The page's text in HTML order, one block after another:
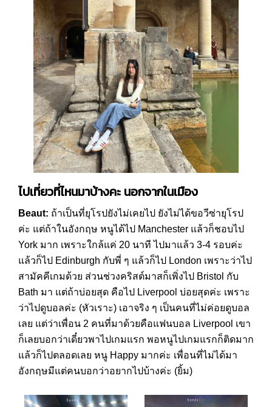
ไปเที่ยวที่ไหนมาบ้างคะ นอกจากในเมือง
Beaut: ถ้าเป็นที่ยุโรปยังไม่เคยไป ยังไม่ได้ขอวีซ่ายุโรป
ค่ะ แต่ถ้าในอังกฤษ หนูได้ไป Manchester แล้วก็ชอบไป
York มาก เพราะใกล้แค่ 20 นาที ไปมาแล้ว 3-4 รอบค่ะ
แล้วก็ไป Edinburgh กับพี่ ๆ แล้วก็ไป London เพราะว่าไป
สามัคคีเกมด้วย ส่วนช่วงคริสต์มาสก็เพิ่งไป Bristol กับ
Bath มา แต่ถ้าบ่อยสุด คือไป Liverpool บ่อยสุดค่ะ เพราะ
ว่าไปดูบอลค่ะ (หัวเราะ) เอาจริง ๆ เป็นคนที่ไม่ค่อยดูบอล
เลย แต่ว่าเพื่อน 2 คนที่มาด้วยคือแฟนบอล Liverpool เขา
ก็เลยบอกว่าเดี๋ยวพาไปเกมแรก พอหนูไปเกมแรกก็ติดมาก
แล้วก็ไปตลอดเลย หนู Happy มากค่ะ เพื่อนที่ไม่ได้มา
อังกฤษมีแต่คนบอกว่าอยากไปบ้างค่ะ (ยิ้ม)